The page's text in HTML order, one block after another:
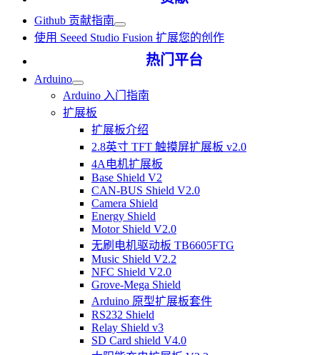
Github 贡献指南
使用 Seeed Studio Fusion 扩展您的创作
热门平台
Arduino
Arduino 入门指南
扩展板
扩展板介绍
2.8英寸 TFT 触摸屏扩展板 v2.0
4A电机扩展板
Base Shield V2
CAN-BUS Shield V2.0
Camera Shield
Energy Shield
Motor Shield V2.0
无刷电机驱动板 TB6605FTG
Music Shield V2.2
NFC Shield V2.0
Grove-Mega Shield
Arduino 原型扩展板套件
RS232 Shield
Relay Shield v3
SD Card shield V4.0